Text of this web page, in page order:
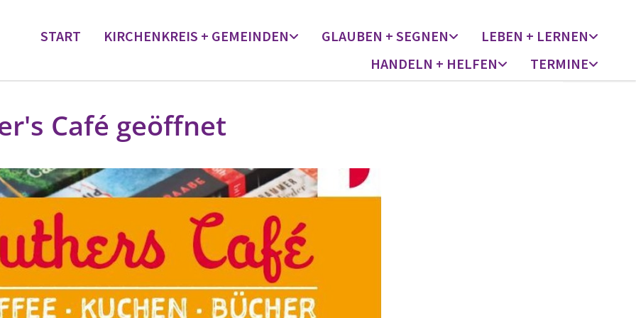
START KIRCHENKREIS + GEMEINDEN GLAUBEN + SEGNEN
LEBEN + LERNEN
HANDELN + HELFEN
TERMINE
Café geöffnet